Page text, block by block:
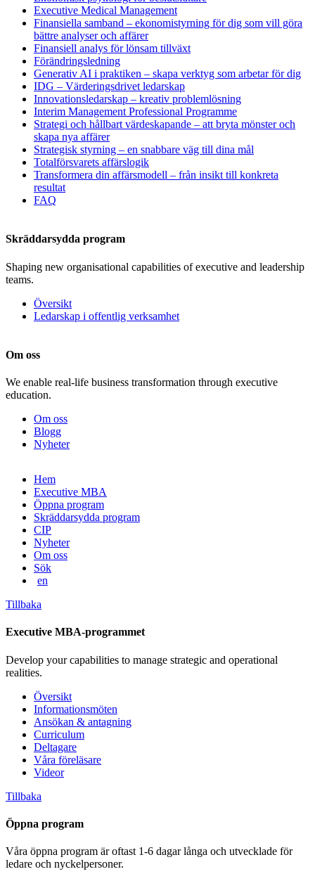
Executive Medical Management
Finansiella samband – ekonomistyrning för dig som vill göra
bättre analyser och affärer
Finansiell analys för lönsam tillväxt
Förändringsledning
Generativ AI i praktiken – skapa verktyg som arbetar för dig
IDG – Värderingsdrivet ledarskap
Innovationsledarskap – kreativ problemlösning
Interim Management Professional Programme
Strategi och hållbart värdeskapande – att bryta mönster och
skapa nya affärer
Strategisk styrning – en snabbare väg till dina mål
Totalförsvarets affärslogik
Transformera din affärsmodell – från insikt till konkreta
resultat
FAQ
Skräddarsydda program
Shaping new organisational capabilities of executive and leadership
teams.
Översikt
Ledarskap i offentlig verksamhet
Om oss
We enable real-life business transformation through executive
education.
Om oss
Blogg
Nyheter
vidare
innehåll
Hem
Executive MBA
Öppna program
Skräddarsydda program
CIP
Nyheter
Om oss
Sök
en
Tillbaka
Executive MBA-programmet
Develop your capabilities to manage strategic and operational
realities.
Översikt
Informationsmöten
Ansökan & antagning
Curriculum
Deltagare
Våra föreläsare
Videor
Tillbaka
Öppna program
Våra öppna program är oftast 1-6 dagar långa och utvecklade för
ledare och nyckelpersoner.